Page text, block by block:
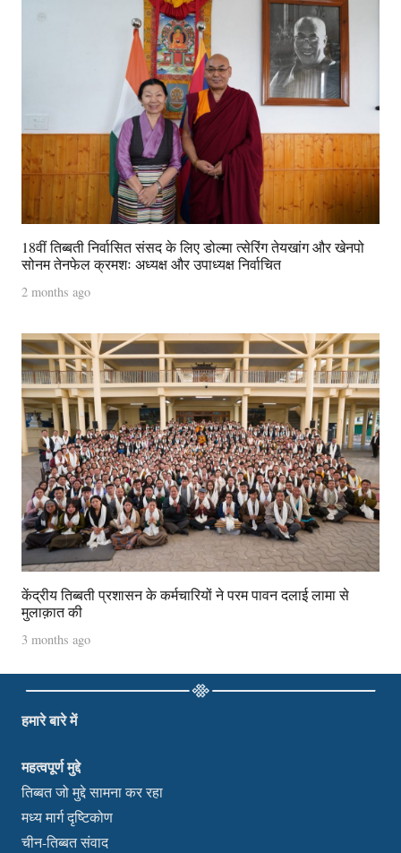
18वीं तिब्बती निर्वासित संसद के लिए डोल्मा त्सेरिंग तेयखांग और खेनपो
सोनम तेनफेल क्रमशः अध्यक्ष और उपाध्यक्ष निर्वाचित
2 months ago
केंद्रीय तिब्बती प्रशासन के कर्मचारियों ने परम पावन दलाई लामा से
मुलाक़ात की
3 months ago
हमारे बारे में
महत्वपूर्ण मुद्दे
तिब्बत जो मुद्दे सामना कर रहा
मध्य मार्ग दृष्टिकोण
चीन-तिब्बत संवाद